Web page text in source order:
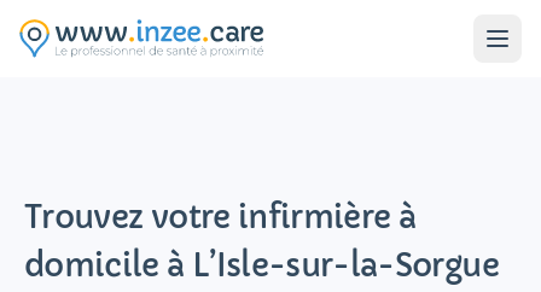
Trouvez votre infirmière à
domicile à L’Isle-sur-la-Sorgue